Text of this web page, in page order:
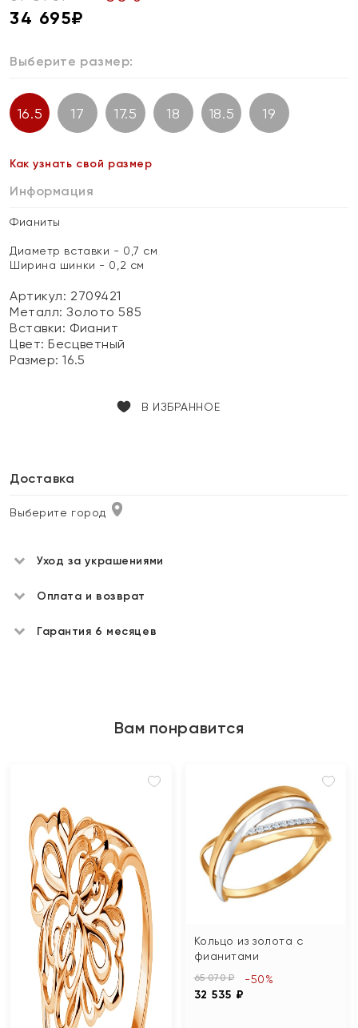
34 695₽
Выберите размер:
16.5 17 17.5 18 18.5 19
Как узнать свой размер
Информация
Фианиты
Диаметр вставки - 0,7 см
Ширина шинки - 0,2 см
Артикул: 2709421
Металл:Золото 585
Вставки: Фианит
Цвет:Бесцветный
Размер:16.5
В ИЗБРАННОЕ
Доставка
Выберите город
Уход за украшениями
Оплата и возврат
Гарантия 6 месяцев
Вам понравится
Кольцо из золота с
фианитами
65 070 ₽
32 535 ₽
-50%